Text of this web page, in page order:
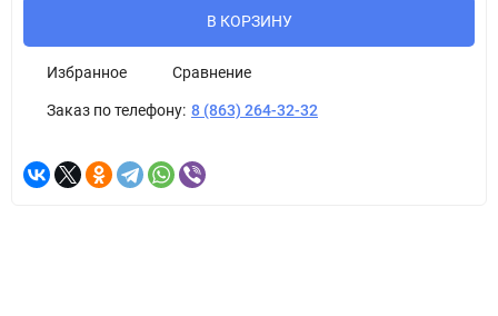
В КОРЗИНУ
Избранное Сравнение
Заказ по телефону: 8 (863) 264-32-32